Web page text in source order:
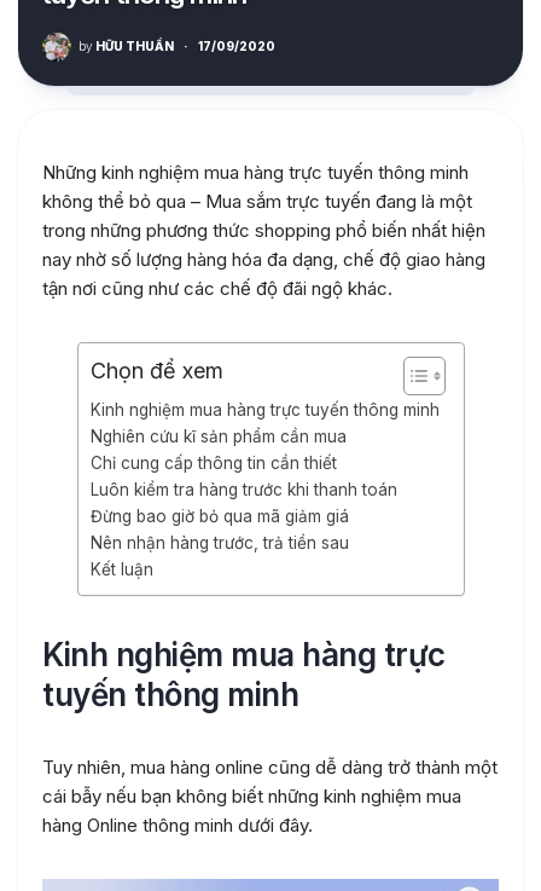
by HỮU THUẦN · 17/09/2020
Những kinh nghiệm mua hàng trực tuyến thông minh
không thể bỏ qua – Mua sắm trực tuyến đang là một
trong những phương thức shopping phổ biến nhất hiện
nay nhờ số lượng hàng hóa đa dạng, chế độ giao hàng
tận nơi cũng như các chế độ đãi ngộ khác.
Chọn để xem
Kinh nghiệm mua hàng trực tuyến thông minh
Nghiên cứu kĩ sản phẩm cần mua
Chỉ cung cấp thông tin cần thiết
Luôn kiểm tra hàng trước khi thanh toán
Đừng bao giờ bỏ qua mã giảm giá
Nên nhận hàng trước, trả tiền sau
Kết luận
Kinh nghiệm mua hàng trực
tuyến thông minh
Tuy nhiên, mua hàng online cũng dễ dàng trở thành một
cái bẫy nếu bạn không biết những kinh nghiệm mua
hàng Online thông minh dưới đây.